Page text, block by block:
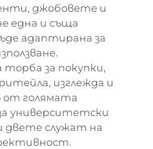
джобовете и
една и съща
адаптирана за
за покупки,
изглежда и
от голямата
университетски
двете служат на